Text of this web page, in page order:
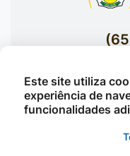
Acessar
Av. Brasil nº
Este site utiliza
experiência de
funcionalidades